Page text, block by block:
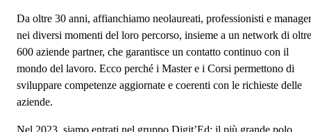
Da oltre 30 anni, affianchiamo neolaureati, professionisti e manager
nei diversi momenti del loro percorso, insieme a un network di oltre
600 aziende partner, che garantisce un contatto continuo con il
mondo del lavoro. Ecco perché i Master e i Corsi permettono di
sviluppare competenze aggiornate e coerenti con le richieste delle
aziende.